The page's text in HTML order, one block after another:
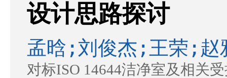
设计思路探讨
孟晗;刘俊杰;王荣;赵
对标ISO 14644洁净室及相关